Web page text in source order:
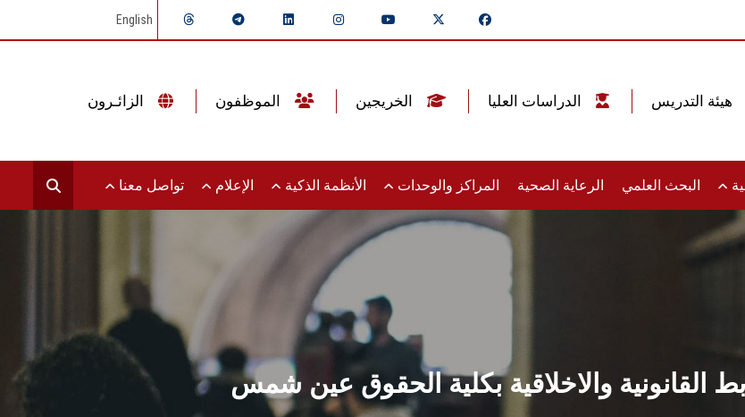
English
البحث العلمي الرعاية الصحية المراكز والوحدات الأنظمة الذكية الإعلام تواصل معنا
القانونية والاخلاقية بكلية الحقوق عين شمس